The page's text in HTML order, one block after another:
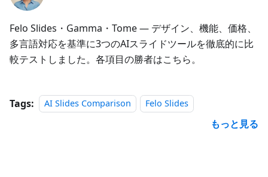
Felo Slides・Gamma・Tome ― デザイン、機能、価格、
多言語対応を基準に3つのAIスライドツールを徹底的に比
較テストしました。各項目の勝者はこちら。
Tags: AI Slides Comparison Felo Slides
もっと見る